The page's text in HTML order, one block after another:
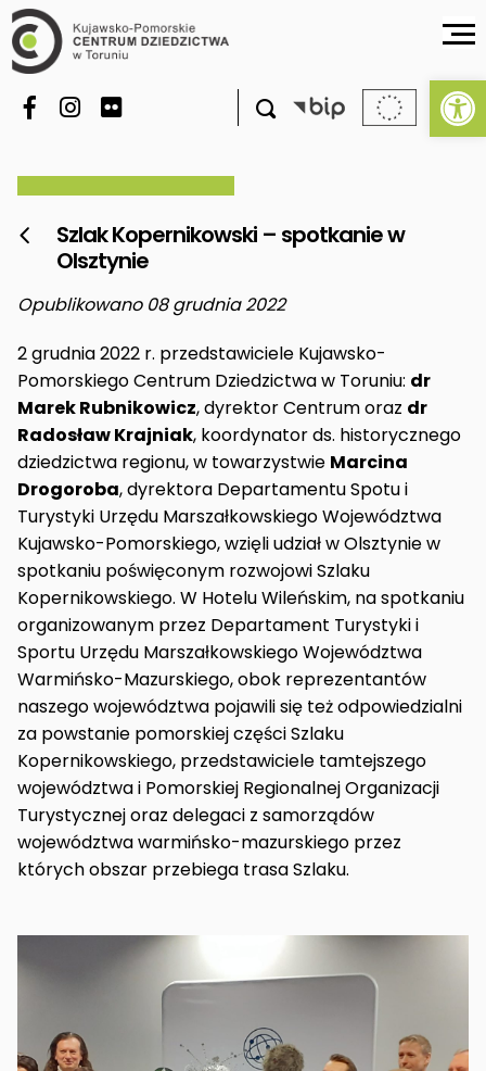


Szlak Kopernikowski – spotkanie w
Olsztynie
Opublikowano 08 grudnia 2022
2 grudnia 2022 r. przedstawiciele Kujawsko-
Pomorskiego Centrum Dziedzictwa w Toruniu: dr
Marek Rubnikowicz, dyrektor Centrum oraz dr
Radosław Krajniak, koordynator ds. historycznego
dziedzictwa regionu, w towarzystwie Marcina
Drogoroba, dyrektora Departamentu Spotu i
Turystyki Urzędu Marszałkowskiego Województwa
Kujawsko-Pomorskiego, wzięli udział w Olsztynie w
spotkaniu poświęconym rozwojowi Szlaku
Kopernikowskiego. W Hotelu Wileńskim, na spotkaniu
organizowanym przez Departament Turystyki i
Sportu Urzędu Marszałkowskiego Województwa
Warmińsko-Mazurskiego, obok reprezentantów
naszego województwa pojawili się też odpowiedzialni
za powstanie pomorskiej części Szlaku
Kopernikowskiego, przedstawiciele tamtejszego
województwa i Pomorskiej Regionalnej Organizacji
Turystycznej oraz delegaci z samorządów
województwa warmińsko-mazurskiego przez
których obszar przebiega trasa Szlaku.